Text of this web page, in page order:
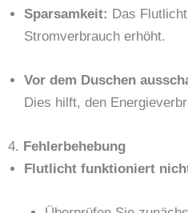
Sparsamkeit: Das
Stromverbrauch erhöht.
Vor dem Duschen
Dies hilft, den
4. Fehlerbehebung
Flutlicht funktioniert